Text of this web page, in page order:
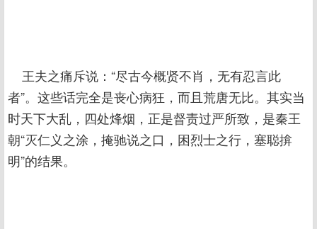
王夫之痛斥说：“尽古今概贤不肖，无有忍言此
者”。这些话完全是丧心病狂，而且荒唐无比。其实当
时天下大乱，四处烽烟，正是督责过严所致，是秦王
朝“灭仁义之涂，掩驰说之口，困烈士之行，塞聪揜
明”的结果。